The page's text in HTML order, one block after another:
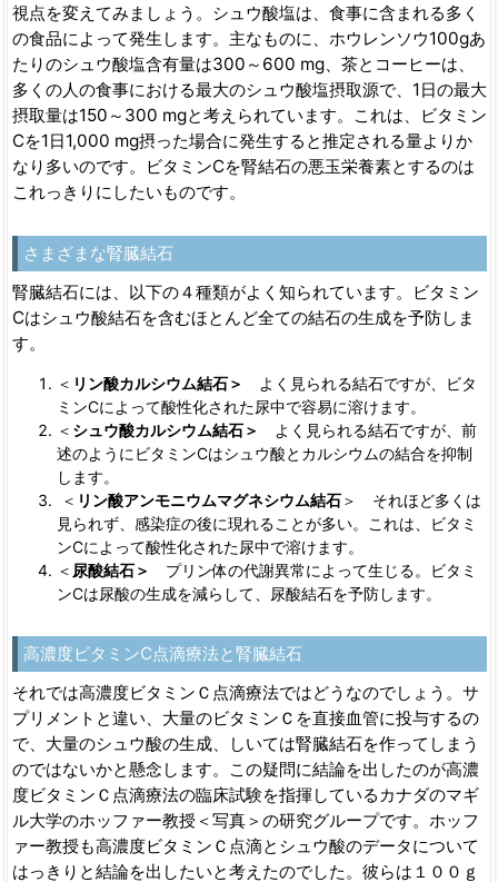
視点を変えてみましょう。シュウ酸塩は、食事に含まれる多く
の食品によって発生します。主なものに、ホウレンソウ100gあ
たりのシュウ酸塩含有量は300～600 mg、茶とコーヒーは、
多くの人の食事における最大のシュウ酸塩摂取源で、1日の最大
摂取量は150～300 mgと考えられています。これは、ビタミン
Cを1日1,000 mg摂った場合に発生すると推定される量よりか
なり多いのです。ビタミンCを腎結石の悪玉栄養素とするのは
これっきりにしたいものです。
さまざまな腎臓結石
腎臓結石には、以下の４種類がよく知られています。ビタミン
Cはシュウ酸結石を含むほとんど全ての結石の生成を予防しま
す。
＜ リン酸カルシウム結石＞
よく見られる結石ですが、ビタ
ミンCによって酸性化された尿中で容易に溶けます。
＜ シュウ酸カルシウム結石＞
よく見られる結石ですが、前
述のようにビタミンCはシュウ酸とカルシウムの結合を抑制
します。
＜ リン酸アンモニウムマグネシウム結石＞ それほど多くは
見られず、感染症の後に現れることが多い。これは、ビタミ
ンCによって酸性化された尿中で溶けます。
＜ 尿酸結石＞
プリン体の代謝異常によって生じる。ビタミ
ンCは尿酸の生成を減らして、尿酸結石を予防します。
高濃度ビタミンC点滴療法と腎臓結石
それでは高濃度ビタミンＣ点滴療法ではどうなのでしょう。サ
プリメントと違い、大量のビタミンＣを直接血管に投与するの
で、大量のシュウ酸の生成、しいては腎臓結石を作ってしまう
のではないかと懸念します。この疑問に結論を出したのが高濃
度ビタミンＣ点滴療法の臨床試験を指揮しているカナダのマギ
ル大学のホッファー教授＜写真＞の研究グループです。ホッフ
ァー教授も高濃度ビタミンＣ点滴とシュウ酸のデータについて
はっきりと結論を出したいと考えたのでした。彼らは１００ｇ